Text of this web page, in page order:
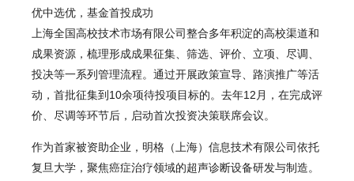
优中选优，基金首投成功
上海全国高校技术市场有限公司整合多年积淀的高校渠道和
成果资源，梳理形成成果征集、筛选、评价、立项、尽调、
投决等一系列管理流程。通过开展政策宣导、路演推广等活
动，首批征集到10余项待投项目标的。去年12月，在完成评
价、尽调等环节后，启动首次投资决策联席会议。
作为首家被资助企业，明格（上海）信息技术有限公司依托
复旦大学，聚焦癌症治疗领域的超声诊断设备研发与制造。